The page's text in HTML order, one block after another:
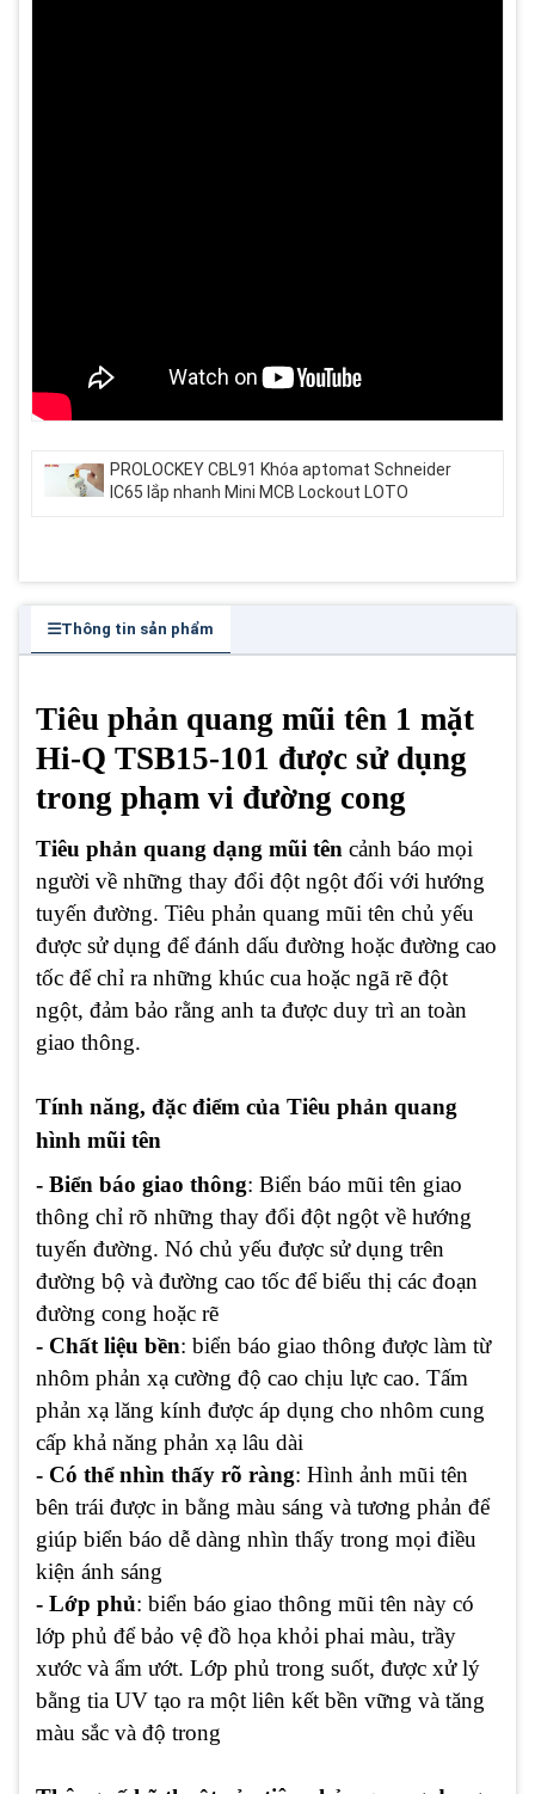
PROLOCKEY CBL91 Khóa aptomat Schneider
IC65 lắp nhanh Mini MCB Lockout LOTO
Thông tin sản phẩm
Tiêu phản quang mũi tên 1 mặt
Hi-Q TSB15-101 được sử dụng
trong phạm vi đường cong
Tiêu phản quang dạng mũi tên cảnh báo mọi
người về những thay đổi đột ngột đối với hướng
tuyến đường. Tiêu phản quang mũi tên chủ yếu
được sử dụng để đánh dấu đường hoặc đường cao
tốc để chỉ ra những khúc cua hoặc ngã rẽ đột
ngột, đảm bảo rằng anh ta được duy trì an toàn
giao thông.
Tính năng, đặc điểm của Tiêu phản quang
hình mũi tên
- Biển báo giao thông: Biển báo mũi tên giao
thông chỉ rõ những thay đổi đột ngột về hướng
tuyến đường. Nó chủ yếu được sử dụng trên
đường bộ và đường cao tốc để biểu thị các đoạn
đường cong hoặc rẽ
- Chất liệu bền: biển báo giao thông được làm từ
nhôm phản xạ cường độ cao chịu lực cao. Tấm
phản xạ lăng kính được áp dụng cho nhôm cung
cấp khả năng phản xạ lâu dài
- Có thể nhìn thấy rõ ràng: Hình ảnh mũi tên
bên trái được in bằng màu sáng và tương phản để
giúp biển báo dễ dàng nhìn thấy trong mọi điều
kiện ánh sáng
- Lớp phủ: biển báo giao thông mũi tên này có
lớp phủ để bảo vệ đồ họa khỏi phai màu, trầy
xước và ẩm ướt. Lớp phủ trong suốt, được xử lý
bằng tia UV tạo ra một liên kết bền vững và tăng
màu sắc và độ trong